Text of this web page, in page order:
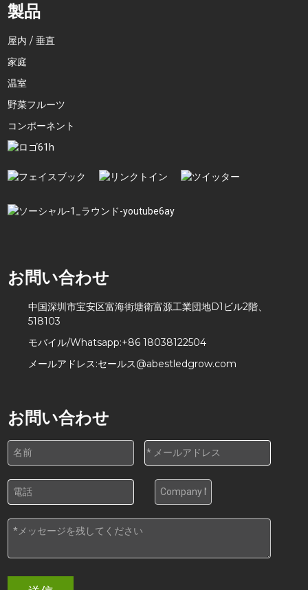
製品
屋内 / 垂直
家庭
温室
野菜フルーツ
コンポーネント
お問い合わせ
中国深圳市宝安区富海街塘衛富源工業団地D1ビル2階、
518103
モバイル/Whatsapp:+86 18038122504
メールアドレス:セールス@abestledgrow.com
お問い合わせ